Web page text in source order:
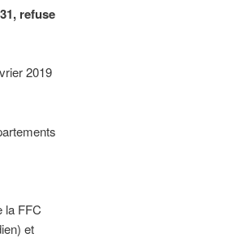
refuse
2019
la FFC
et